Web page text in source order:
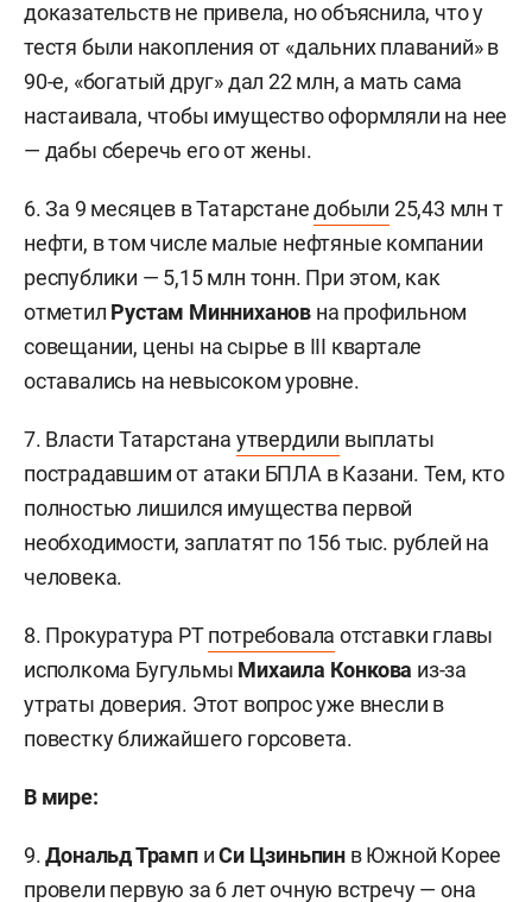
доказательств не привела, но объяснила, что у
тестя были накопления от «дальних плаваний» в
90-е, «богатый друг» дал 22 млн, а мать сама
настаивала, чтобы имущество оформляли на нее
— дабы сберечь его от жены.
6. За 9 месяцев в Татарстанедобыли 25,43 млн т
нефти, в том числе малые нефтяные компании
республики — 5,15 млн тонн. При этом, как
отметил Рустам Минниханов на профильном
совещании, цены на сырье в III квартале
оставались на невысоком уровне.
7. Власти Татарстана утвердили выплаты
пострадавшим от атаки БПЛА в Казани. Тем, кто
полностью лишился имущества первой
необходимости, заплатят по 156 тыс. рублей на
человека.
8. Прокуратура РТпотребовала отставки главы
исполкома Бугульмы Михаила Конкова из-за
утраты доверия. Этот вопрос уже внесли в
повестку ближайшего горсовета.
В мире:
9.Дональд ТрампиСи Цзиньпин в Южной Корее
провели первую за 6 лет очную встречу — она